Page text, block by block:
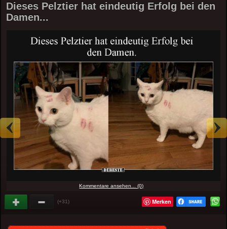
Dieses Pelztier hat eindeutig Erfolg bei den
Damen...
Kommentare ansehen... (0)
(+31) Merken